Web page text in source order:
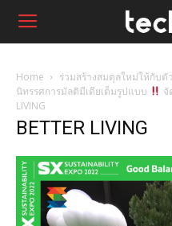
Home
ร่วมสร้างสมดุลใหม่ให้กับตั
นิทรรศการมัลติมีเดียเต็มรูปแบบ
จั
LIVING
BETTER LIVING